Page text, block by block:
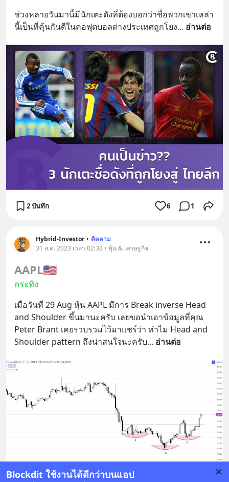
Blockdit ใช้งานได้ดีกว่าบนแอป
ช่วงหลายวันมานี้มีนักเตะดังที่ต้องบอกว่าชื่อพวกเขาเหล่า
นี้เป็นที่คุ้นกันดีในคอฟุตบอลต่างประเทศถูกโยง... อ่านต่อ
2 บันทึก 6 1
Hybrid-Investor • ติดตาม
31 ส.ค. 2023 เวลา 02:32 • หุ้น & เศรษฐกิจ
AAPL🇺🇸
กระทิง
เมื่อวันที่ 29 Aug หุ้น AAPL มีการ Break inverse Head
and Shoulder ขึ้นมานะครับ เลยขอนำเอาข้อมูลที่คุณ
Peter Brant เคยรวบรวมไว้มาแชร์ว่า ทำไม Head and
Shoulder pattern ถึงน่าสนใจนะครับ... อ่านต่อ